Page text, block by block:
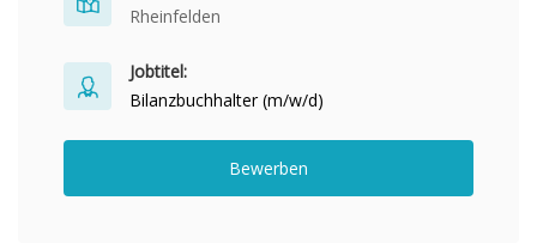
Rheinfelden
Jobtitel:
Bilanzbuchhalter (m/w/d)
Bewerben